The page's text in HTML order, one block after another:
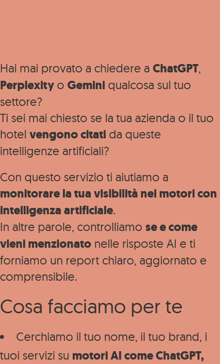
Hai mai provato a chiedere a ChatGPT,
Perplexity o Gemini qualcosa sul tuo
settore?
Ti sei mai chiesto se la tua azienda o il tuo
hotel vengono citati da queste
intelligenze artificiali?
Con questo servizio ti aiutiamo a
monitorare la tua visibilità nei motori con
intelligenza artificiale.
In altre parole, controlliamo se e come
vieni menzionato nelle risposte AI e ti
forniamo un report chiaro, aggiornato e
comprensibile.
Cosa facciamo per te
Cerchiamo il tuo nome, il tuo brand, i
tuoi servizi su motori AI come ChatGPT,